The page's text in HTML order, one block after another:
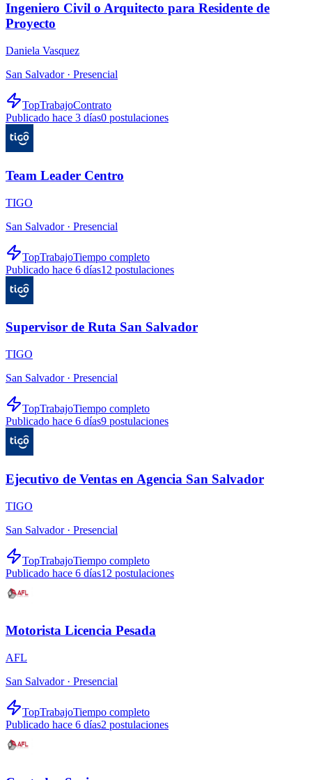
Ingeniero Civil o Arquitecto para Residente de
Proyecto
Daniela Vasquez
San Salvador · Presencial
TopTrabajoContrato
Publicado hace 3 días0 postulaciones
Team Leader Centro
TIGO
San Salvador · Presencial
TopTrabajoTiempo completo
Publicado hace 6 días12 postulaciones
Supervisor de Ruta San Salvador
TIGO
San Salvador · Presencial
TopTrabajoTiempo completo
Publicado hace 6 días9 postulaciones
Ejecutivo de Ventas en Agencia San Salvador
TIGO
San Salvador · Presencial
TopTrabajoTiempo completo
Publicado hace 6 días12 postulaciones
Motorista Licencia Pesada
AFL
San Salvador · Presencial
TopTrabajoTiempo completo
Publicado hace 6 días2 postulaciones